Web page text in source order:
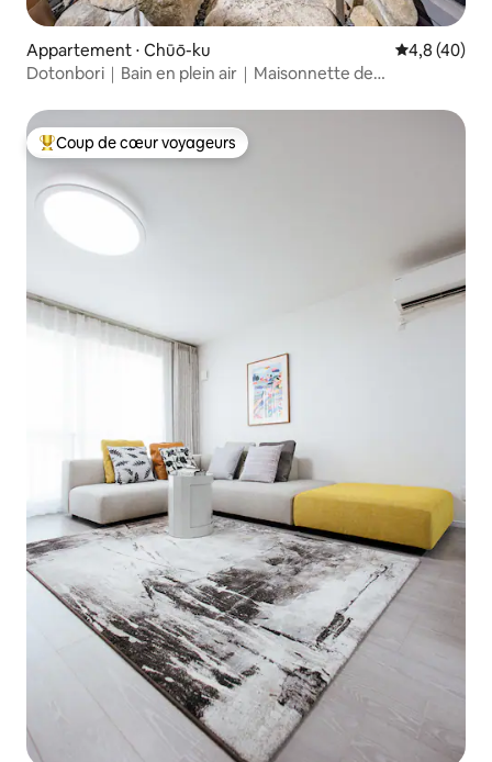
Appartement ⋅ Chūō-ku Évaluation
4,8 (40)
Dotonbori｜Bain en plein air｜Maisonnette de
Coups de cœur voyageurs les plus appréciés
Coup de cœur voyageurs